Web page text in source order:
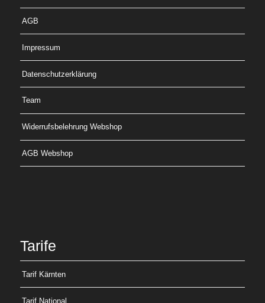
AGB
Impressum
Datenschutzerklärung
Team
Widerrufsbelehrung Webshop
AGB Webshop
Tarife
Tarif Kärnten
Tarif National